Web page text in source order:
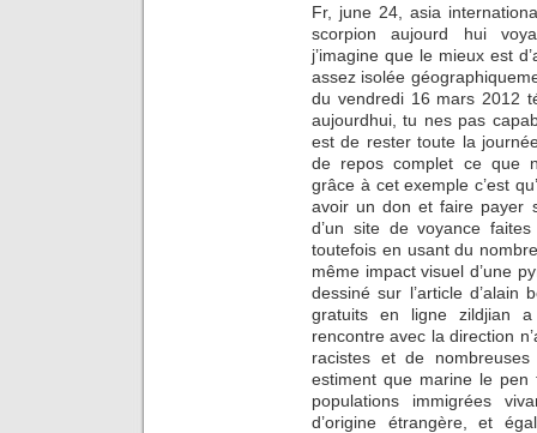
Fr, june 24, asia
scorpion aujourd hui
j’imagine que le mieux est
assez isolée
du vendredi 16 mars 2012
aujourdhui, tu nes pas
est de rester toute la
de repos complet ce que
grâce à cet exemple c’est
avoir un don et faire payer
d’un site de voyance
toutefois en usant du
même impact visuel d’une
dessiné sur l’article d’alain
gratuits en ligne zildjian
rencontre avec la direction
racistes et de nombreuses
estiment que marine le pen
populations immigrées
d’origine étrangère, et